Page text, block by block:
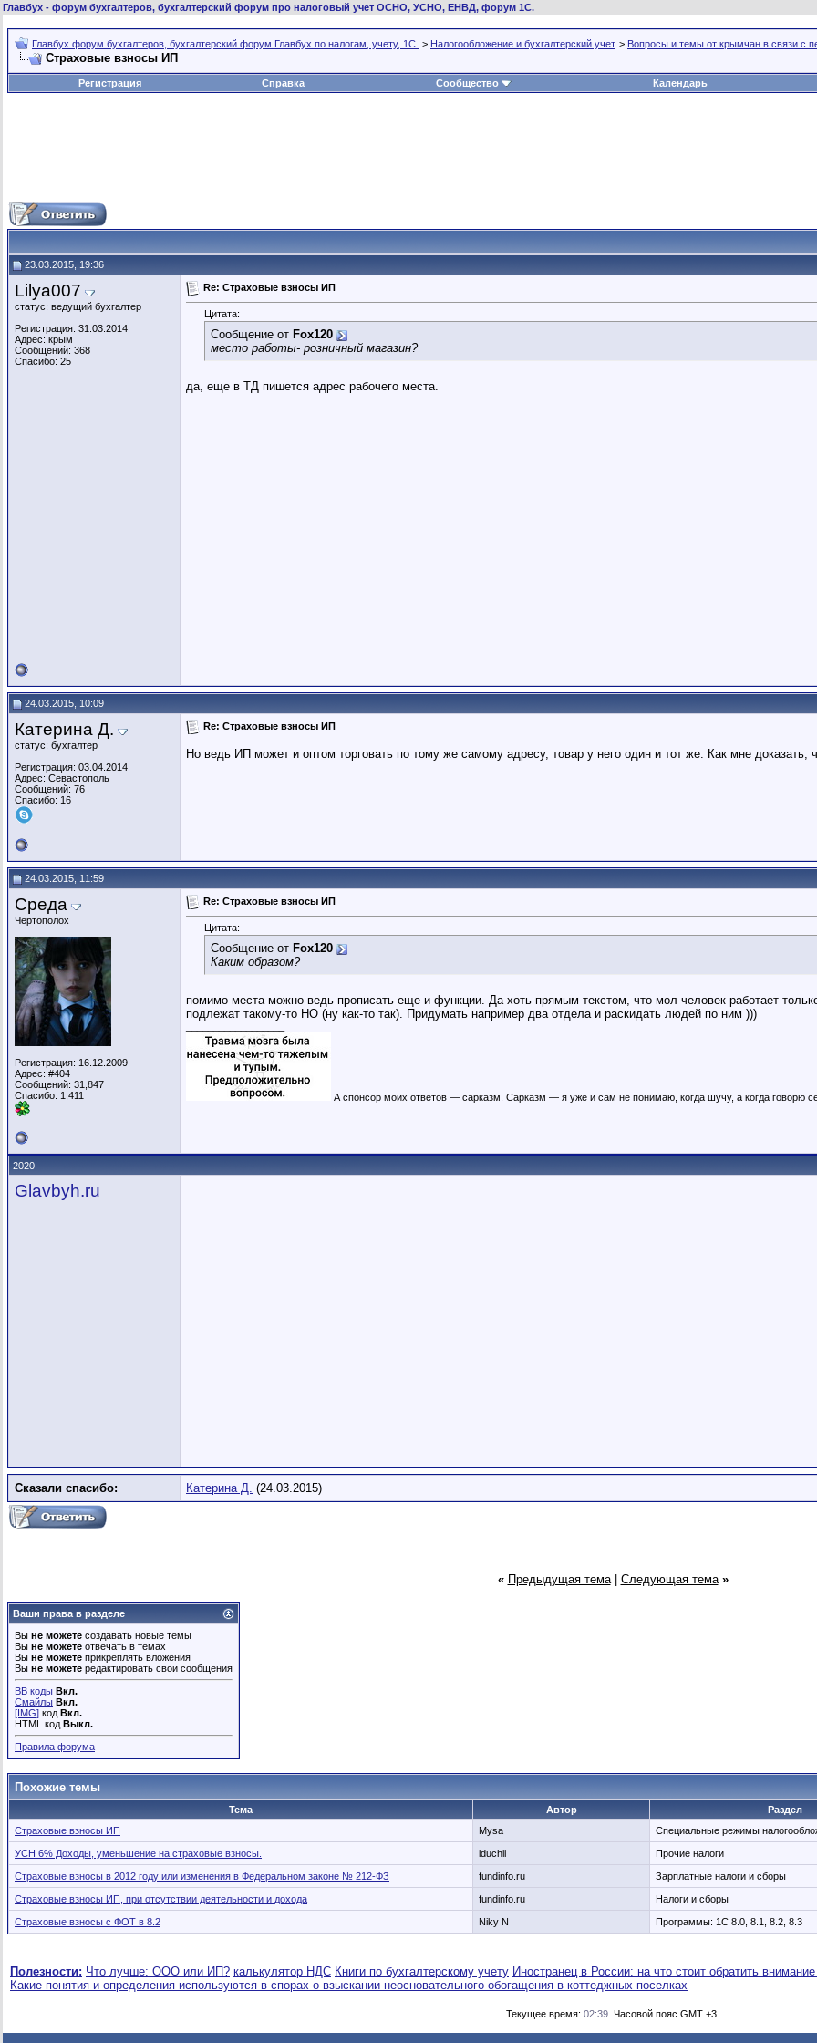
Главбух - форум бухгалтеров, бухгалтерский форум про налоговый учет ОСНО, УСНО, ЕНВД, форум 1С.
Главбух форум бухгалтеров, бухгалтерский форум Главбух по налогам, учету, 1С. > Налогообложение и бухгалтерский учет > Вопросы и темы от крымчан в связи с
Страховые взносы ИП
Регистрация
Справка Сообщество Календарь
23.03.2015, 19:36
Lilya007
статус: ведущий бухгалтер
Регистрация: 31.03.2014
Адрес: крым
Сообщений: 368
Спасибо: 25
Re: Страховые взносы ИП
Цитата:
Сообщение от Fox120
место работы- розничный магазин?
да, еще в ТД пишется адрес рабочего места.
24.03.2015, 10:09
Катерина Д.
статус: бухгалтер
Регистрация: 03.04.2014
Адрес: Севастополь
Сообщений: 76
Спасибо: 16
Re: Страховые взносы ИП
Но ведь ИП может и оптом торговать по тому же самому адресу, товар у него один и тот же. Как мне
24.03.2015, 11:59
Среда
Чертополох
Регистрация: 16.12.2009
Адрес: #404
Сообщений: 31,847
Спасибо: 1,411
Re: Страховые взносы ИП
Цитата:
Сообщение от Fox120
Каким образом?
помимо места можно ведь прописать еще и функции. Да хоть прямым текстом, что мол человек работает
подлежат такому-то НО (ну как-то так). Придумать например два отдела и раскидать людей по ним )))
А спонсор моих ответов — сарказм. Сарказм — я уже и сам не понимаю, когда шучу, а когда говорю
2020
Glavbyh.ru
Сказали спасибо: Катерина Д. (24.03.2015)
« Предыдущая тема| Следующая тема »
Ваши права в разделе
Вы не можете создавать новые темы
Вы не можете отвечать в темах
Вы не можете прикреплять вложения
Вы не можете редактировать свои сообщения
BB коды Вкл.
Смайлы Вкл.
[IMG] код Вкл.
HTML код Выкл.
Правила форума
Похожие темы
Тема Автор Раздел
Страховые взносы ИП
Mysa Специальные режимы
УСН 6% Доходы, уменьшение на страховые взносы. iduchii Прочие налоги
Страховые взносы в 2012 году или изменения в Федеральном законе № 212-ФЗ fundinfo.ru Зарплатные налоги и сборы
Страховые взносы ИП, при отсутствии деятельности и дохода fundinfo.ru Налоги и сборы
Страховые взносы с ФОТ в 8.2 Niky N Программы: 1C 8.0, 8.1, 8.2, 8.3
Полезности: Что лучше: ООО или ИП? калькулятор НДС Книги по бухгалтерскому учету Иностранец в России: на что стоит обратить
Какие понятия и определения используются в спорах о взыскании неосновательного обогащения в коттеджных поселках
Текущее время: 02:39 . Часовой пояс GMT +3.